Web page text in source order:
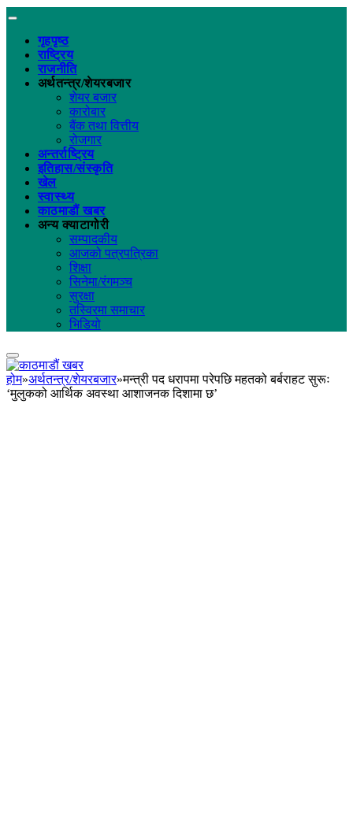
गृहपृष्ठ
राष्ट्रिय
राजनीति
अर्थतन्त्र/शेयरबजार
शेयर बजार
कारोबार
बैंक तथा वित्तीय
रोजगार
अन्तर्राष्ट्रिय
इतिहास/संस्कृति
खेल
स्वास्थ्य
काठमाडौं खबर
अन्य क्याटागोरी
सम्पादकीय
आजको पत्रपत्रिका
शिक्षा
सिनेमा/रंगमञ्च
सुरक्षा
तस्विरमा समाचार
भिडियो
होम»अर्थतन्त्र/शेयरबजार»मन्त्री पद धरापमा परेपछि महतको बर्बराहट सुरूः
‘मुलुकको आर्थिक अवस्था आशाजनक दिशामा छ’